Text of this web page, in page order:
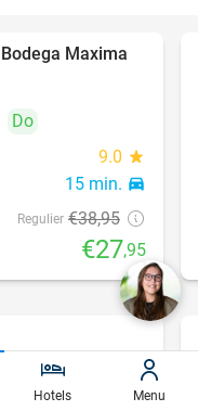
28%
Maxima
Do
9.0 star
15 min. directions_car
Regulier €38,95
€27,95
39%
Hotels Menu